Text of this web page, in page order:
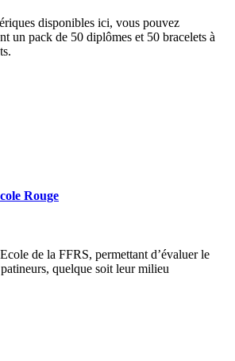
disponibles ici, vous pouvez
un pack de 50 diplômes et 50 bracelets à
Rouge
de la FFRS, permettant d’évaluer le
quelque soit leur milieu